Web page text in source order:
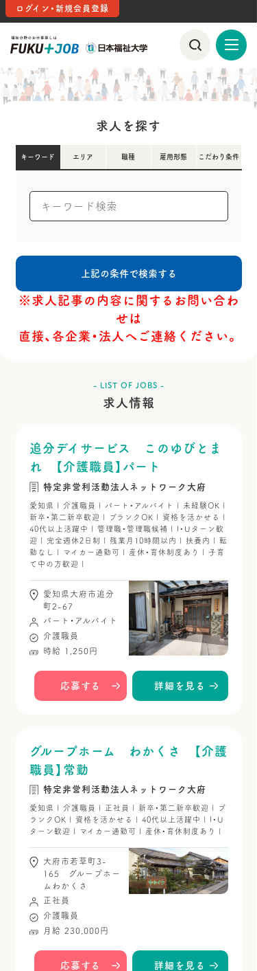
ログイン・新規会員登録
求人を探す
キーワード エリア 職種 雇用形態 こだわり条件
※求人記事の内容に関するお問い合わ
せは
直接、各企業・法人へご連絡ください。
- LIST OF JOBS -
求人情報
追分デイサービス このゆびとま
れ 【介護職員】パート
特定非営利活動法人ネットワーク大府
愛知県 | 介護職員 | パート・アルバイト | 未経験OK |
新卒・第二新卒歓迎 | ブランクOK | 資格を活かせる |
40代以上活躍中 | 管理職・管理職候補 | I・Uターン歓
迎 | 完全週休2日制 | 残業月10時間以内 | 扶養内 | 転
勤なし | マイカー通勤可 | 産休・育休制度あり | 子育
て中の方歓迎 |
愛知県大府市追分
町2-67
パート・アルバイト
介護職員
時給 1,250円
応募する 詳細を見る
グループホーム わかくさ 【介護
職員】常勤
特定非営利活動法人ネットワーク大府
愛知県 | 介護職員 | 正社員 | 新卒・第二新卒歓迎 | ブ
ランクOK | 資格を活かせる | 40代以上活躍中 | I・U
ターン歓迎 | マイカー通勤可 | 産休・育休制度あり |
大府市若草町3-
165 グループホー
ムわかくさ
正社員
介護職員
月給 230,000円
応募する 詳細を見る